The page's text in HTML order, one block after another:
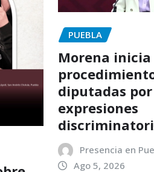
PUEBLA
Morena inicia
diputadas por
expresiones
Presencia en
Ago 5, 2026